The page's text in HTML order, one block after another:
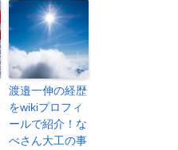
渡邉一伸の経歴
をwikiプロフィ
ールで紹介！な
べさん大工の事